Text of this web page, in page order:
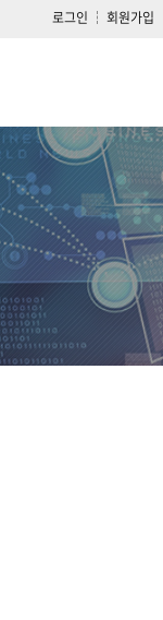
로그인 회원가입